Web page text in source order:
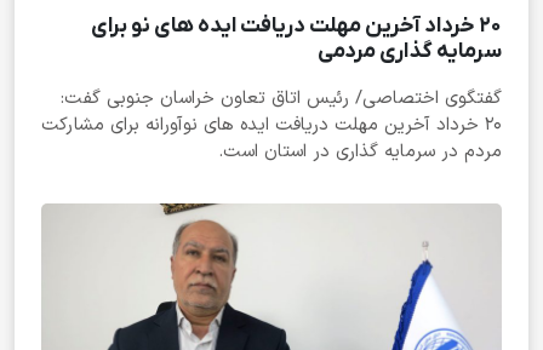
20 خرداد آخرین مهلت دریافت ایده های نو برای
سرمایه گذاری مردمی
گفتگوی اختصاصی/ رئیس اتاق تعاون خراسان جنوبی گفت:
20 خرداد آخرین مهلت دریافت ایده های نوآورانه برای مشارکت
مردم در سرمایه گذاری در استان است.